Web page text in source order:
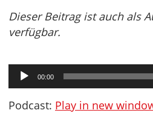
Dieser Beitrag ist auch als
verfügbar.
Audio-
Player
00:00
Podcast: Play in new